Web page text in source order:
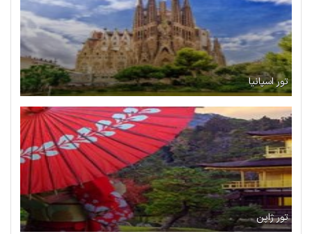
تور اسپانیا
تور ژاپن